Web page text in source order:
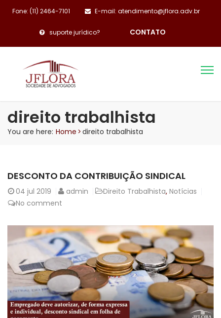
Fone: (11) 2464-7101 E-mail: atendimento@jflora.adv.br
suporte jurídico? CONTATO
direito trabalhista
You are here: Home >direito trabalhista
DESCONTO DA CONTRIBUIÇÃO SINDICAL
04 jul 2019 admin Direito Trabalhista, Notícias
No comment